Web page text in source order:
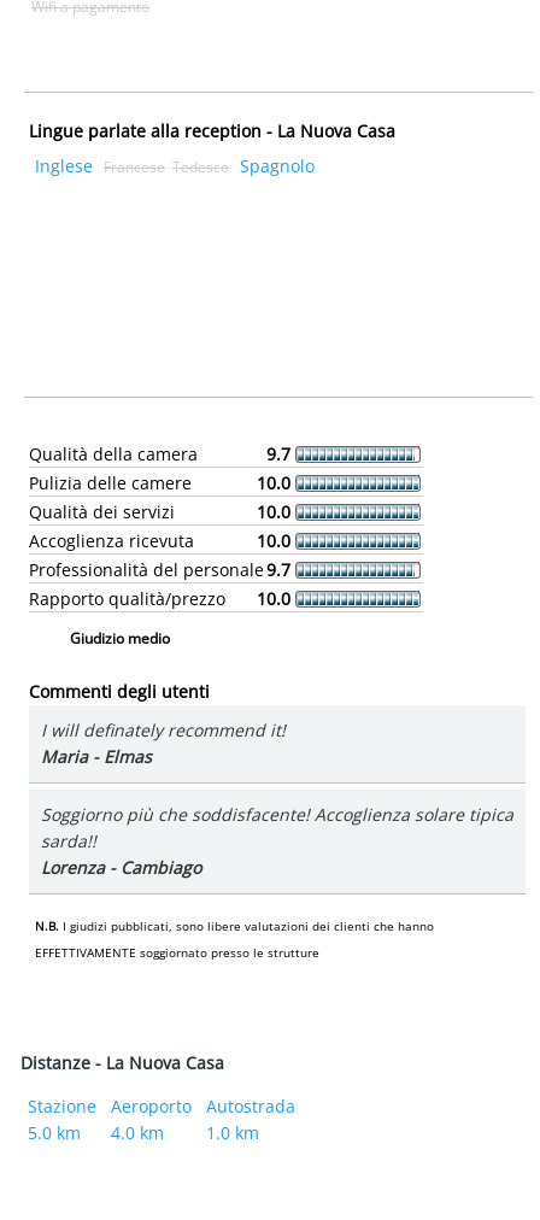
Wifi a pagamento
Lingue parlate alla reception - La Nuova Casa
Inglese Francese Tedesco Spagnolo
Qualità della camera
9.7
Pulizia delle camere
10.0
Qualità dei servizi
10.0
Accoglienza ricevuta
10.0
Professionalità del personale9.7
Rapporto qualità/prezzo
10.0
Giudizio medio
Commenti degli utenti
I will definately recommend it!
Maria - Elmas
Soggiorno più che soddisfacente! Accoglienza solare tipica
sarda!!
Lorenza - Cambiago
N.B. I giudizi pubblicati, sono libere valutazioni dei clienti che hanno
EFFETTIVAMENTE soggiornato presso le strutture
Distanze - La Nuova Casa
Stazione
5.0 km
Aeroporto
4.0 km
Autostrada
1.0 km